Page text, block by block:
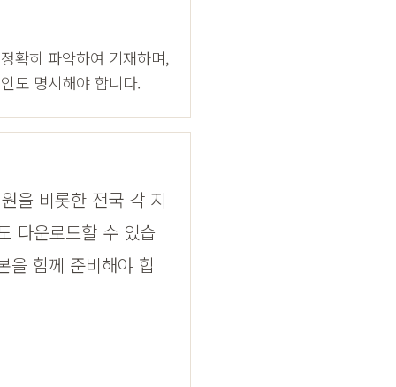
확히 파악하여 기재하며,
도 명시해야 합니다.
을 비롯한 전국 각 지
다운로드할 수 있습
을 함께 준비해야 합